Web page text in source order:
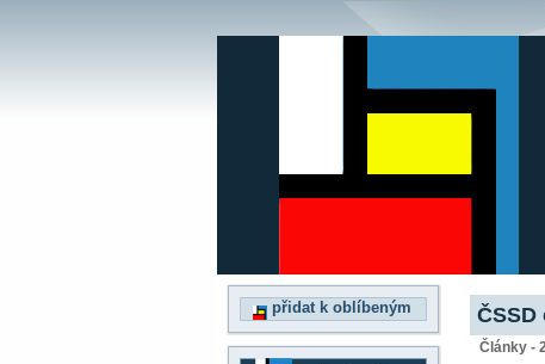
přidat k oblíbeným
Články -